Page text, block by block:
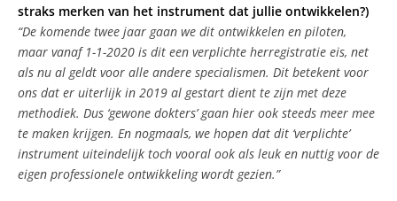
straks merken van het instrument dat jullie ontwikkelen?)
“De komende twee jaar gaan we dit ontwikkelen en piloten,
maar vanaf 1-1-2020 is dit een verplichte herregistratie eis, net
als nu al geldt voor alle andere specialismen. Dit betekent voor
ons dat er uiterlijk in 2019 al gestart dient te zijn met deze
methodiek. Dus ‘gewone dokters’ gaan hier ook steeds meer mee
te maken krijgen. En nogmaals, we hopen dat dit ‘verplichte’
instrument uiteindelijk toch vooral ook als leuk en nuttig voor de
eigen professionele ontwikkeling wordt gezien.”